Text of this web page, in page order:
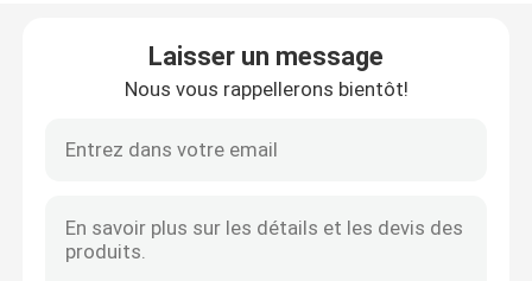
Feuille de plat de cuivre
Laisser un message
Nous vous rappellerons bientôt!